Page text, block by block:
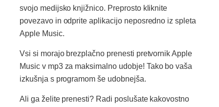
svojo medijsko knjižnico. Preprosto kliknite
povezavo in odprite aplikacijo neposredno iz spleta
Apple Music.
Vsi si morajo brezplačno prenesti pretvornik Apple
Music v mp3 za maksimalno udobje! Tako bo vaša
izkušnja s programom še udobnejša.
Ali ga želite prenesti? Radi poslušate kakovostno